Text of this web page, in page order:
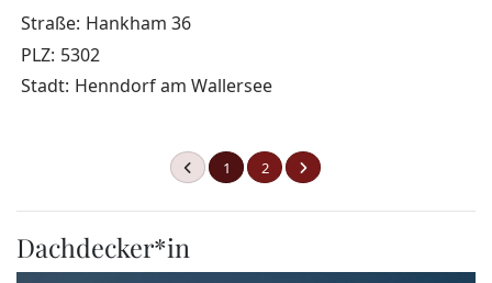
Straße: Hankham 36
PLZ: 5302
Stadt: Henndorf am Wallersee
1 2
Dachdecker*in